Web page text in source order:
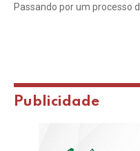
Passando por um processo
Publicidade